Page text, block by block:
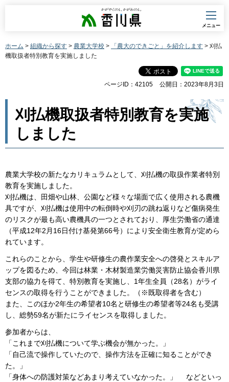
香川県
メニュー
ホーム > 組織から探す > 農業大学校 > 「農大のできごと」を紹介します > 刈払
機取扱者特別教育を実施しました
ページID：42105 公開日：2023年8月3日
刈払機取扱者特別教育を実施
しました
農業大学校の新たなカリキュラムとして、刈払機の取扱作業者特別
教育を実施しました。
刈払機は、田畑や山林、公園など様々な場面で広く使用される農機
具ですが、刈払機は使用中の転倒時や刈刃の跳ね返りなど傷病発生
のリスクが最も高い農機具の一つとされており、厚生労働省の通達
（平成12年2月16日付け基発第66号）により安全衛生教育が定めら
れています。
これらのことから、学生や研修生の農作業安全への啓発とスキルア
ップを図るため、今回は林業・木材製造業労働災害防止協会香川県
支部の協力を得て、特別教育を実施し、1年生全員（28名）がライ
センスの取得を行うことができました。（※既取得者を含む）
また、このほか2年生の希望者10名と研修生の希望者等24名も受講
し、総勢59名が新たにライセンスを取得しました。
参加者からは、
「これまで刈払機について学ぶ機会が無かった。」
「自己流で操作していたので、操作方法を正確に知ることができ
た。」
「身体への防護対策などあまり考えていなかった。」 などといっ